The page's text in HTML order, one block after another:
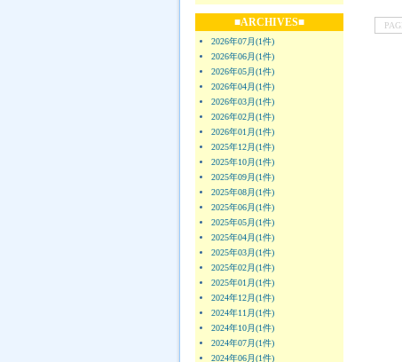
■ARCHIVES■
2026年07月(1件)
2026年06月(1件)
2026年05月(1件)
2026年04月(1件)
2026年03月(1件)
2026年02月(1件)
2026年01月(1件)
2025年12月(1件)
2025年10月(1件)
2025年09月(1件)
2025年08月(1件)
2025年06月(1件)
2025年05月(1件)
2025年04月(1件)
2025年03月(1件)
2025年02月(1件)
2025年01月(1件)
2024年12月(1件)
2024年11月(1件)
2024年10月(1件)
2024年07月(1件)
2024年06月(1件)